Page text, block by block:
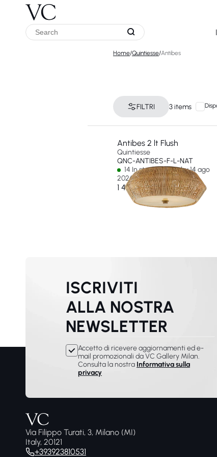
Home/Quintiesse/Antibes
FILTRI 3 items
Antibes 2 lt Flush
Quintiesse
QNC-ANTIBES-F-L-NAT
14 In stock - Ships by 14 ago
2026
1 457 €
ISCRIVITI
ALLA NOSTRA
NEWSLETTER
Accetto di ricevere aggiornamenti ed e-
mail promozionali da VC Gallery Milan.
Consulta la nostra Informativa sulla
privacy
Via Filippo Turati, 3, Milano (MI)
Italy, 20121
+393923810531